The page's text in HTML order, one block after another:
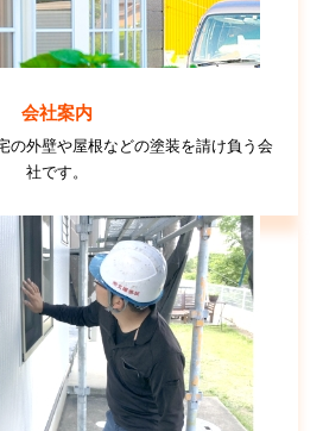
会社案内
の外壁や屋根などの塗装を請け負う会
社です。